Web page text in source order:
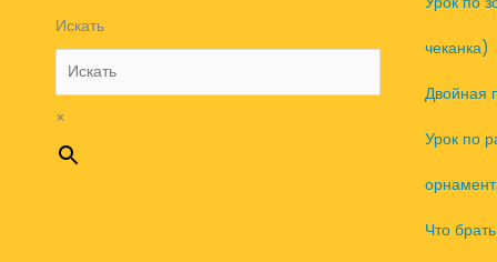
Искать
×
чеканка)
Двойная
Урок по
Что